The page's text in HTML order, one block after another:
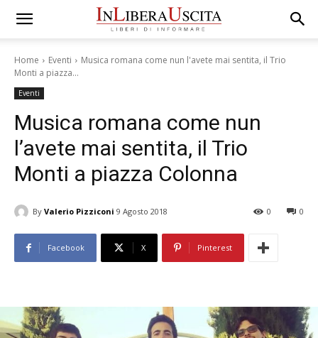
Home Eventi
Musica romana come nun l'avete mai sentita, il Trio
Monti a piazza...
Eventi
Musica romana come nun
l’avete mai sentita, il Trio
Monti a piazza Colonna
By Valerio Pizziconi 9 Agosto 2018 0
0
Facebook X Pinterest